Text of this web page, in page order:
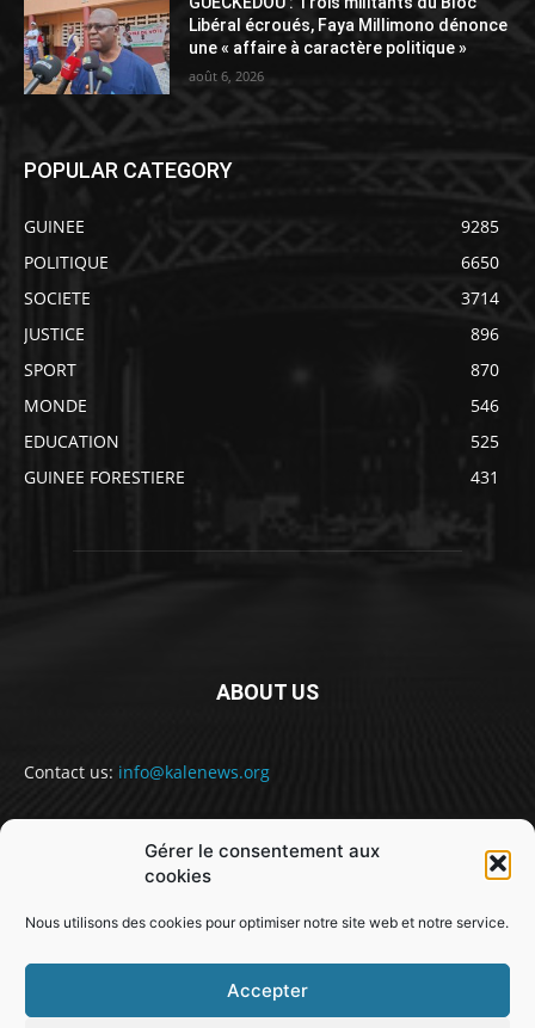
Gérer le consentement aux
cookies
Nous utilisons des cookies pour optimiser notre site web et notre service.
Accepter
Libéral écroués, Faya Millimono dénonce
une « affaire à caractère politique »
août 6, 2026
POPULAR CATEGORY
GUINEE
9285
POLITIQUE
6650
SOCIETE
3714
JUSTICE
896
SPORT
870
MONDE
546
EDUCATION
525
GUINEE FORESTIERE
431
ABOUT US
Contact us: info@kalenews.org
FOLLOW US